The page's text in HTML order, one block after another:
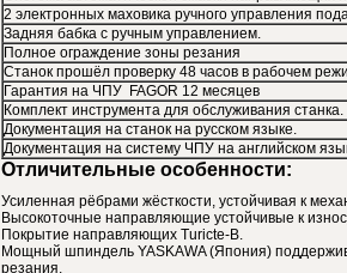
2 электронных маховика ручного управления
Задняя бабка с ручным управлением.
Полное ограждение зоны резания
Станок прошёл проверку 48 часов в рабочем
Гарантия на ЧПУ FAGOR 12 месяцев
Комплект инструмента для обслуживания станка.
Документация на станок на русском языке.
Документация на систему ЧПУ на английском
Отличительные особенности:
Усиленная рёбрами жёсткости, устойчивая к
Высокоточные направляющие устойчивые к
Покрытие направляющих Turicte-B.
Мощный шпиндель YASKAWA (Япония)
резания.